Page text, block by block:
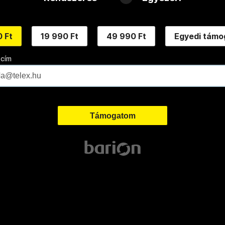
Ft 19 990 Ft 49 990 Ft Egyedi